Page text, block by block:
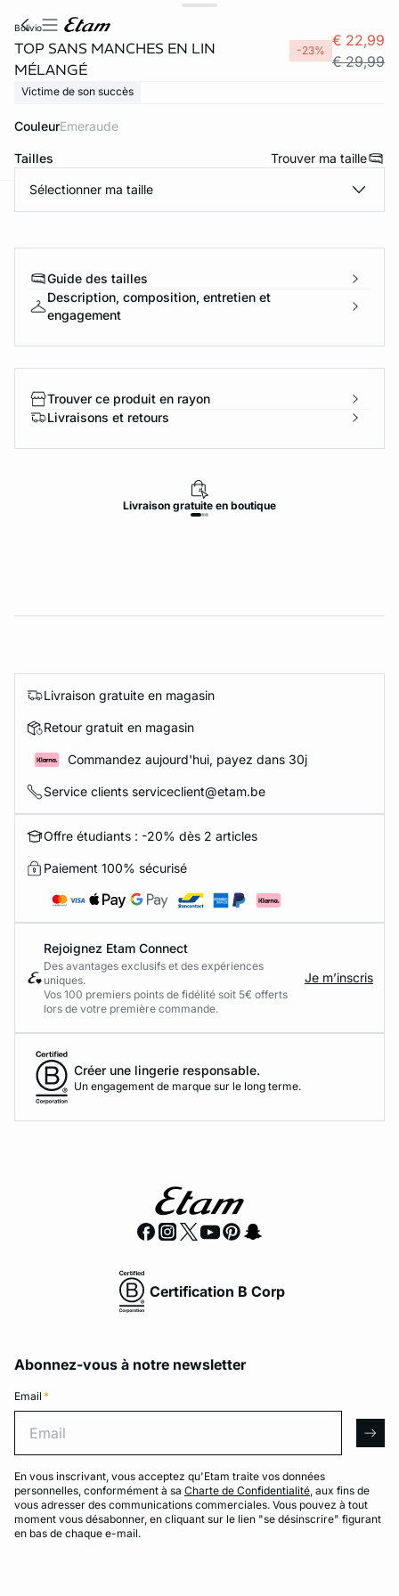
bolivio
TOP SANS MANCHES EN LIN
MÉLANGÉ
-23%
€ 22,99
€ 29,99
Victime de son succès
Couleur emeraude
Tailles Trouver ma taille
Sélectionner ma taille
Guide des tailles
Description, composition, entretien et
engagement
Trouver ce produit en rayon
Livraisons et retours
Livraison gratuite en boutique
Livraison gratuite en magasin
Retour gratuit en magasin
Commandez aujourd'hui, payez dans 30j
Service clients serviceclient@etam.be
Offre étudiants : -20% dès 2 articles
Paiement 100% sécurisé
Rejoignez Etam Connect
Des avantages exclusifs et des expériences
uniques.
Vos 100 premiers points de fidélité soit 5€ offerts
lors de votre première commande.​
Je m’inscris
Créer une lingerie responsable.
Un engagement de marque sur le long terme.
Certification B Corp
Abonnez-vous à notre newsletter
Email *
En vous inscrivant, vous acceptez qu'Etam traite vos données
personnelles, conformément à sa Charte de Confidentialité, aux fins de
vous adresser des communications commerciales. Vous pouvez à tout
moment vous désabonner, en cliquant sur le lien "se désinscrire" figurant
en bas de chaque e-mail.